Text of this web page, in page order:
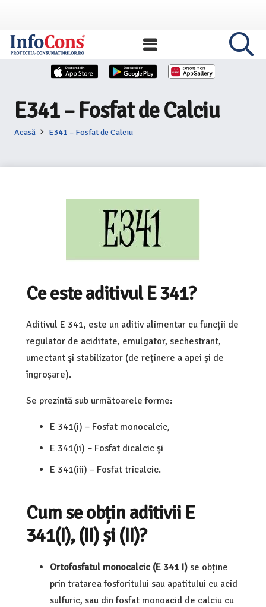
E341 – Fosfat de Calciu
Acasă E341 – Fosfat de Calciu
Ce este aditivul E 341?
Aditivul E 341, este un aditiv alimentar cu funcții de
regulator de aciditate, emulgator, sechestrant,
umectant şi stabilizator (de reţinere a apei şi de
îngroşare).
Se prezintă sub următoarele forme:
E 341(i) – Fosfat monocalcic,
E 341(ii) – Fosfat dicalcic şi
E 341(iii) – Fosfat tricalcic.
Cum se obțin aditivii E
341(I), (II) și (II)?
Ortofosfatul monocalcic (E 341 I) se obține
prin tratarea fosforitului sau apatitului cu acid
sulfuric, sau din fosfat monoacid de calciu cu